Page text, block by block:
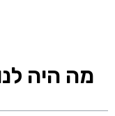
מה היה